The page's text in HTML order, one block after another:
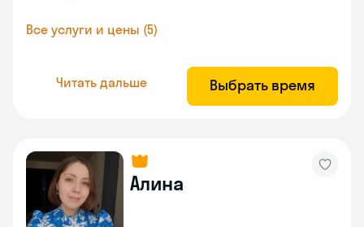
Все услуги и цены (5)
Читать дальше Выбрать время
Алина